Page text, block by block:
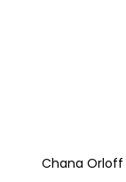
Chana Orloff